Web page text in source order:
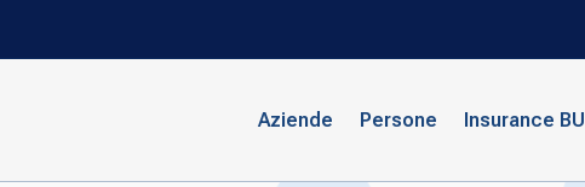
Aziende Persone Insurance BU